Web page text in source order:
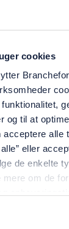
cookies
og til at
alle
eller
de enkelte
om de
overførsel
til ikke sikre
på
når den
og som
for